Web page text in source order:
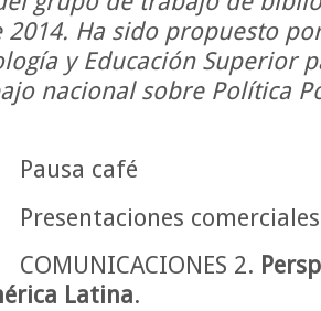
2014. Ha sido propuesto
y Educación Superior
nacional sobre Política
Pausa café
Presentaciones comerciales
2.
Latina.